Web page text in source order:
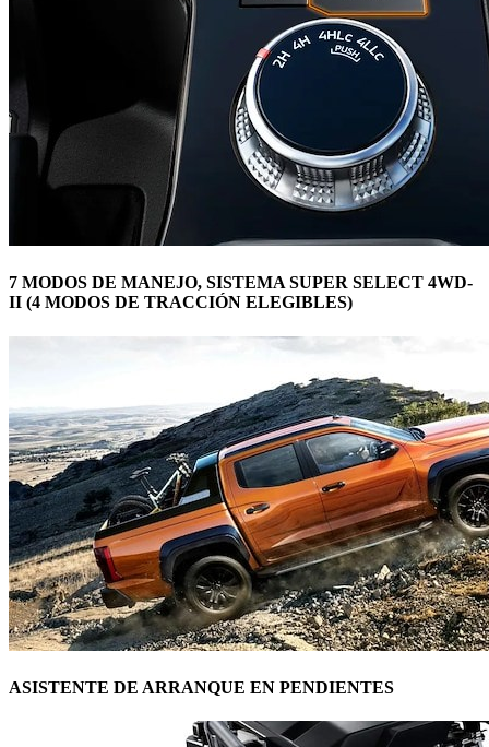
7 MODOS DE MANEJO, SISTEMA SUPER SELECT 4WD-
II (4 MODOS DE TRACCIÓN ELEGIBLES)
ASISTENTE DE ARRANQUE EN PENDIENTES